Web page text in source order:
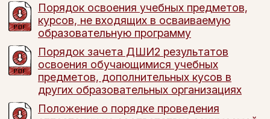
Порядок освоения учебных предметов,
курсов, не входящих в осваиваемую
образовательную программу
Порядок зачета ДШИ2 результатов
освоения обучающимися учебных
предметов, дополнительных кусов в
других образовательных организациях
Положение о порядке проведения